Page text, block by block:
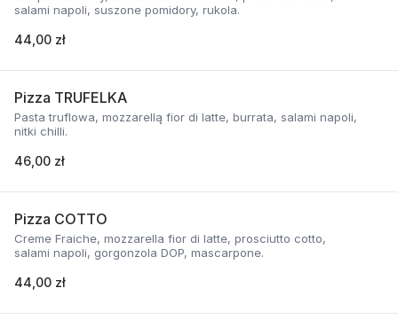
salami napoli, suszone pomidory, rukola.
44,00 zł
Pizza TRUFELKA
Pasta truflowa, mozzarellą fior di latte, burrata, salami napoli,
nitki chilli.
46,00 zł
Pizza COTTO
Creme Fraiche, mozzarella fior di latte, prosciutto cotto,
salami napoli, gorgonzola DOP, mascarpone.
44,00 zł